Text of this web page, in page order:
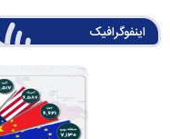
اینفوگرافیک